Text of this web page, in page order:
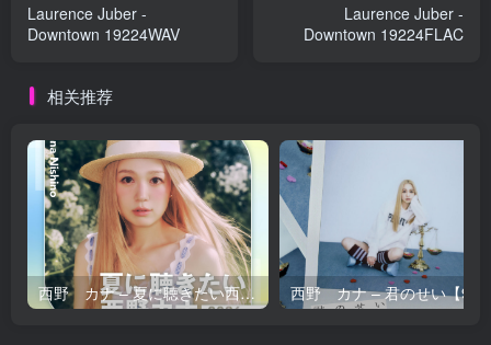
Laurence Juber -
Downtown 19224WAV
Laurence Juber -
Downtown 19224FLAC
相关推荐
西野 カナ – 夏に聴きたい西野カナ2026【44.1kHz／16bit】日本区